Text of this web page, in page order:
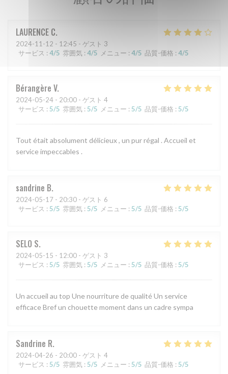
LAURENCE C
2024-11-12 - 12:45 - ゲスト 3
サービス : 4/5 雰囲気 : 4/5 メニュー : 4/5 品質-価格 : 4/5
Bérangère V
2024-05-24 - 20:00 - ゲスト 4
サービス : 5/5 雰囲気 : 5/5 メニュー : 5/5 品質-価格 : 5/5
Tout était absolument délicieux , un pur régal . Accueil et
service impeccables .
sandrine B
2024-05-17 - 20:30 - ゲスト 6
サービス : 5/5 雰囲気 : 5/5 メニュー : 5/5 品質-価格 : 5/5
SELO S
2024-05-15 - 12:00 - ゲスト 3
サービス : 5/5 雰囲気 : 5/5 メニュー : 5/5 品質-価格 : 5/5
Un accueil au top Une nourriture de qualité Un service
efficace Bref un chouette moment dans un cadre sympa
Sandrine R
2024-04-26 - 20:00 - ゲスト 4
サービス : 5/5 雰囲気 : 5/5 メニュー : 5/5 品質-価格 : 5/5